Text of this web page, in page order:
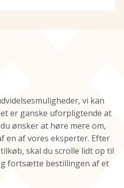
vi kan
er ganske uforpligtende at
ønsker at høre mere om,
en af vores eksperter. Efter
skal du scrolle lidt op til
fortsætte bestillingen af et